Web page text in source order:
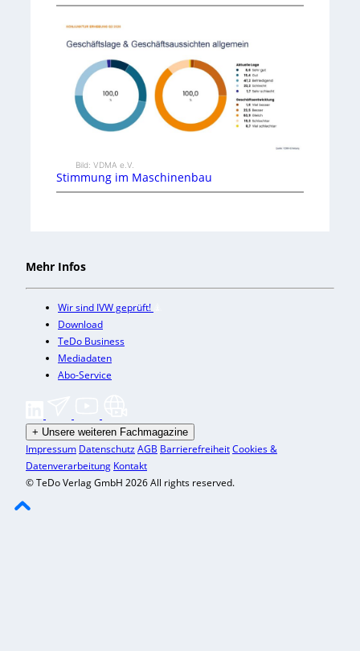
Bild: VDMA e.V.
Stimmung im Maschinenbau
Mehr Infos
Wir sind IVW geprüft!
Download
TeDo Business
Mediadaten
Abo-Service
+ Unsere weiteren Fachmagazine
Impressum DatenschutzAGB BarrierefreiheitCookies &
Datenverarbeitung Kontakt
© TeDo Verlag GmbH 2026 All rights reserved.